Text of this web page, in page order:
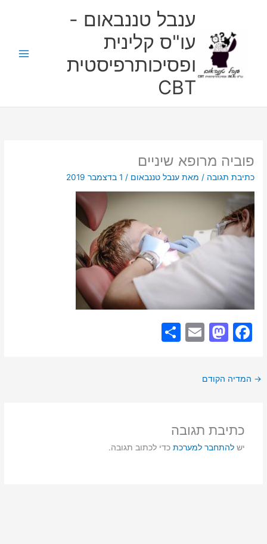
ענבל טננבאום -
עו"ס קלינית
ופסיכותרפיסטית
CBT
פוביה מרופא שיניים
כתיבת תגובה / מאתענבל טננבאום/ 1 בדצמבר 2019
F
e
o
o
M
o
o
n
E
→ המדיה הקודם
כתיבת תגובה
יש להתחבר למערכתכדי לכתוב תגובה.